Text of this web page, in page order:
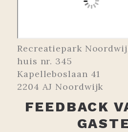
Recreatiepark
huis nr. 345
Kapelleboslaan 41
2204 AJ Noordwijk
FEEDBACK